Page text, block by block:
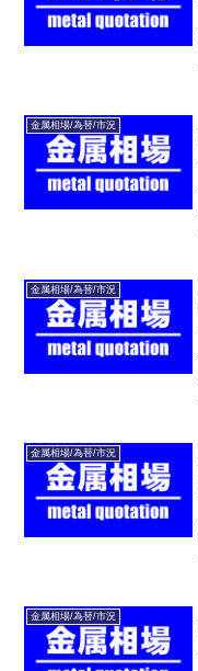
金属相場/為替/市況
金属相場/為替/市況
金属相場/為替/市況
金属相場/為替/市況